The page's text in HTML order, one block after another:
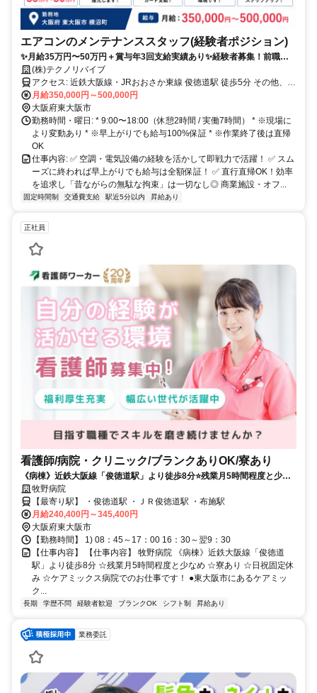
エアコンのメンテナンススタッフ(経験者ポジション)
✨月給35万円〜50万円＋賞与年3回支給実績あり✨経験者募集！前職給
与やスキルを考慮し優遇✨午前中で終了の日も給与そのまま保証✨商用
車貸与＆直行直帰OK✨年間休日120日以上＆希望休相談OK✨30代・40
代のミドル層も多数活躍中✨髪色・ヒゲ自由／車通勤OK
(株)テクノリバイブ
アクセス: 近鉄大阪線・JRおおさか東線 俊徳道駅 徒歩5分 その他、布
施駅、鶴橋駅、天王寺駅、大阪上本町駅、京橋駅、難波駅、森ノ宮
駅、玉造駅、河内小阪駅からもアクセス可能！ ◎交通費全額支給 ◎
マイカー通勤OK
月給350,000円～500,000円
大阪府東大阪市
勤務時間・曜日: * 9:00〜18:00（休憩2時間 / 実働7時間） * ※現場に
より変動あり * ※早上がりでも給与100%保証 * ※作業終了後は直帰
OK
仕事内容: ✅ 空調・電気設備の経験を活かして即戦力で活躍！ ✅ スム
ーズに終われば早上がりでも給与は全額保証！ ✅ 直行直帰OK！効率
を追求し「昔ながらの無駄な拘束」は一切なし◎ 商業施設・オフ...
固定時間制 交通費支給 駅近5分以内 昇給あり
正社員
看護師/病院・クリニック/ブランクありOK/寮あり
《病棟》近鉄大阪線「俊徳道駅」より徒歩8分⭐残業月5時間程度と少な
め⭐寮あり⭐日祝固定休み⭐ケアミックス病院でのお仕事です❗️
牧野病院
【最寄り駅】 ・俊徳道駅 ・ＪＲ俊徳道駅 ・布施駅
月給240,400円～345,400円
大阪府東大阪市
【勤務時間】 1) 08：45～17：00 16：30～翌9：30
【仕事内容】 【仕事内容】 牧野病院 《病棟》近鉄大阪線「俊徳道
駅」より徒歩8分 ☆残業月5時間程度と少なめ ☆寮あり ☆日祝固定休
み ☆ケアミックス病院でのお仕事です！ ●東大阪市にあるケアミッ
ク...
長期 学歴不問 経験者歓迎 ブランクOK シフト制 昇給あり
業務委託